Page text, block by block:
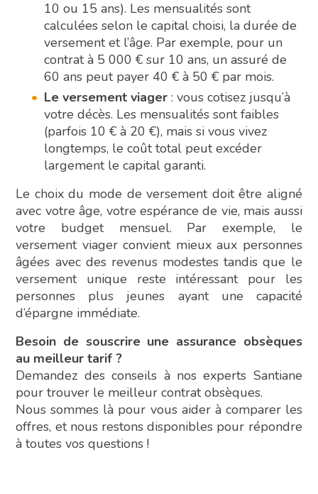
10 ou 15 ans). Les mensualités sont
calculées selon le capital choisi, la durée de
versement et l’âge. Par exemple, pour un
contrat à 5 000 € sur 10 ans, un assuré de
60 ans peut payer 40 € à 50 € par mois.
Le versement viager : vous cotisez jusqu’à
votre décès. Les mensualités sont faibles
(parfois 10 € à 20 €), mais si vous vivez
longtemps, le coût total peut excéder
largement le capital garanti.
Le choix du mode de versement doit être aligné
avec votre âge, votre espérance de vie, mais aussi
votre budget mensuel. Par exemple, le
versement viager convient mieux aux personnes
âgées avec des revenus modestes tandis que le
versement unique reste intéressant pour les
personnes plus jeunes ayant une capacité
d’épargne immédiate.
Besoin de souscrire une assurance obsèques
au meilleur tarif ?
Demandez des conseils à nos experts Santiane
pour trouver le meilleur contrat obsèques.
Nous sommes là pour vous aider à comparer les
offres, et nous restons disponibles pour répondre
à toutes vos questions !